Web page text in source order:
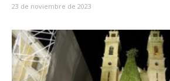
23 de noviembre de 2023